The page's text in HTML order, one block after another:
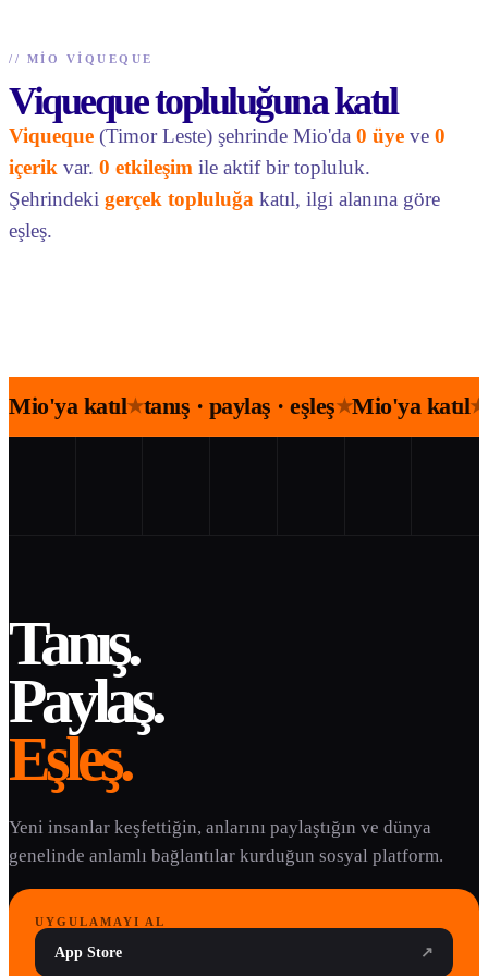
// MIO VIQUEQUE
Viqueque topluluğuna katıl
Viqueque (Timor Leste) şehrinde Mio'da 0 üye ve 0
içerik var. 0 etkileşim ile aktif bir topluluk.
Şehrindeki gerçek topluluğa katıl, ilgi alanına göre
eşleş.
Mio'ya katıl★tanış · paylaş · eşleş★Mio'ya katıl★
Tanış.
Paylaş.
Eşleş.
Yeni insanlar keşfettiğin, anlarını paylaştığın ve dünya
genelinde anlamlı bağlantılar kurduğun sosyal platform.
UYGULAMAYI AL
App Store ↗